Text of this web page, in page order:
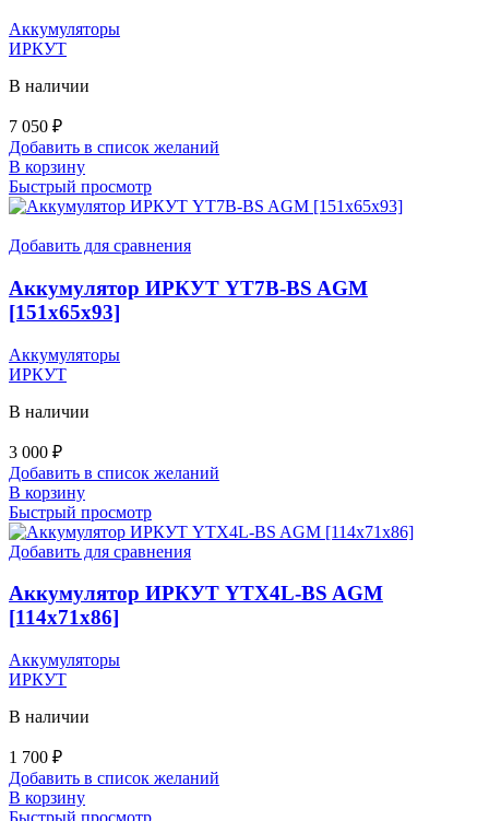
Аккумуляторы
ИРКУТ
В наличии
7 050 ₽
Добавить в список желаний
В корзину
Быстрый просмотр
Добавить для сравнения
Аккумулятор ИРКУТ YT7B-BS AGM
[151х65х93]
Аккумуляторы
ИРКУТ
В наличии
3 000 ₽
Добавить в список желаний
В корзину
Быстрый просмотр
Добавить для сравнения
Аккумулятор ИРКУТ YTX4L-BS AGM
[114x71x86]
Аккумуляторы
ИРКУТ
В наличии
1 700 ₽
Добавить в список желаний
В корзину
Быстрый просмотр